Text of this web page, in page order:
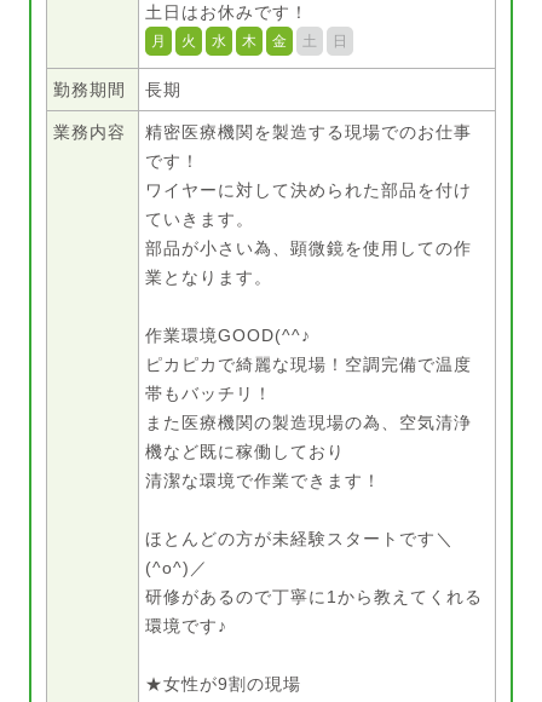
土日はお休みです！
月 火 水 木 金 土 日
勤務期間 長期
業務内容
精密医療機関を製造する現場でのお仕事
です！
ワイヤーに対して決められた部品を付け
ていきます。
部品が小さい為、顕微鏡を使用しての作
業となります。
作業環境GOOD(^^♪
ピカピカで綺麗な現場！空調完備で温度
帯もバッチリ！
また医療機関の製造現場の為、空気清浄
機など既に稼働しており
清潔な環境で作業できます！
ほとんどの方が未経験スタートです＼
(^o^)／
研修があるので丁寧に1から教えてくれる
環境です♪
★女性が9割の現場